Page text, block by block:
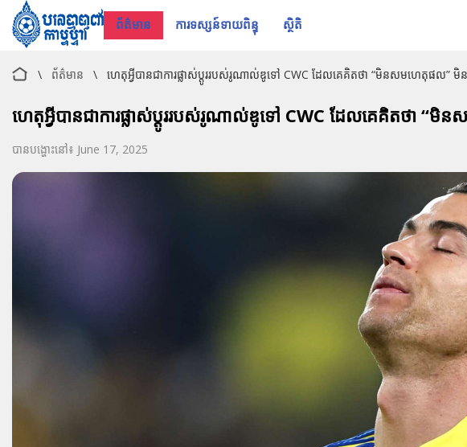
ព័ត៌មាន ការទស្សន៍ទាយពិន្ទុ ស្ថិតិ
\ ព័ត៌មាន \ ហេតុអ្វីបានជាការផ្លាស់ប្តូររបស់រូណាល់ឌូទៅ CWC ដែលគេគិតថា “មិនសមហេតុផល”
ហេតុអ្វីបានជាការផ្លាស់ប្តូររបស់រូណាល់ឌូទៅ CWC ដែលគេគិតថា “
បានបង្ហោះនៅ៖ June 17, 2025